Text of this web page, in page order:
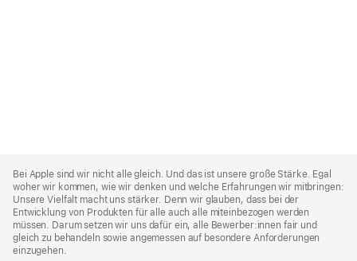
Footer
Bei Apple sind wir nicht alle gleich. Und das ist unsere große Stärke. Egal
woher wir kommen, wie wir denken und welche Erfahrungen wir mitbringen:
Unsere Vielfalt macht uns stärker. Denn wir glauben, dass bei der
Entwicklung von Produkten für alle auch alle miteinbezogen werden
müssen. Darum setzen wir uns dafür ein, alle Bewerber:innen fair und
gleich zu behandeln sowie angemessen auf besondere Anforderungen
einzugehen.